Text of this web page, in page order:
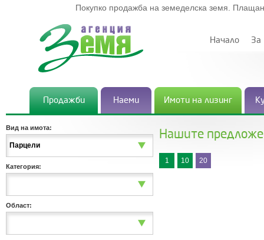
Покупко продажба на земеделска земя.
Начало За
Продажби Наеми Имоти на лизинг
Вид на имота:
Парцели
Категория:
Област:
Нашите
1 10 20